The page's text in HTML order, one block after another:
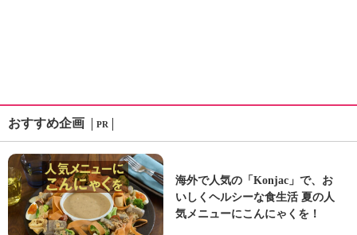
おすすめ企画 PR
海外で人気の「Konjac」で、お
いしくヘルシーな食生活 夏の人
気メニューにこんにゃくを！